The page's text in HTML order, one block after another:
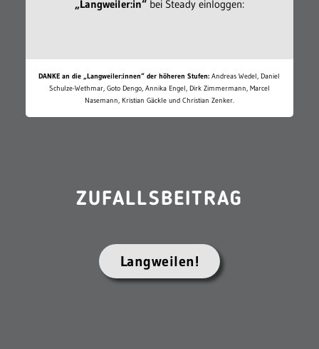
„Langweiler:in“bei Steady einloggen:
DANKE an die „Langweiler:innen“ der höheren Stufen: Andreas Wedel, Daniel
Schulze-Wethmar, Goto Dengo, Annika Engel, Dirk Zimmermann, Marcel
Nasemann, Kristian Gäckle und Christian Zenker.
ZUFALLSBEITRAG
Langweilen!